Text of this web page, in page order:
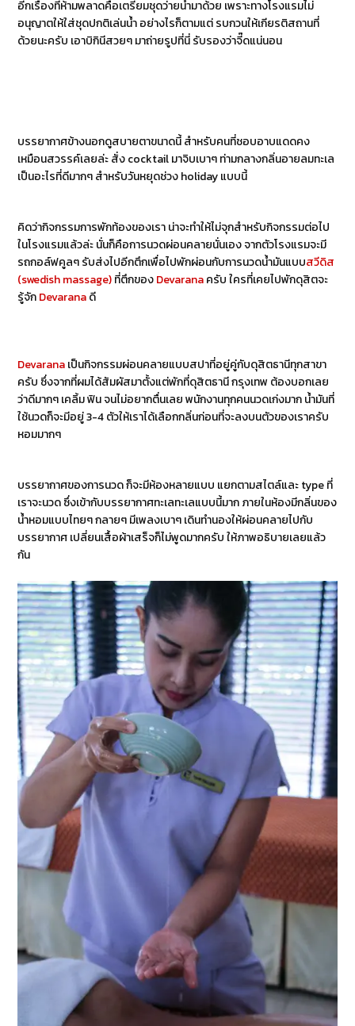
อีกเรื่องที่ห้ามพลาดคือเตรียมชุดว่ายน้ำมาด้วย เพราะทางโรงแรมไม่
อนุญาตให้ใส่ชุดปกติเล่นน้ำ อย่างไรก็ตามแต่ รบกวนให้เกียรติสถานที่
ด้วยนะครับ เอาบิกินีสวยๆ มาถ่ายรูปที่นี่ รับรองว่าจี๊ดแน่นอน
บรรยากาศข้างนอกดูสบายตาขนาดนี้ สำหรับคนที่ชอบอาบแดดคง
เหมือนสวรรค์เลยล่ะ สั่ง cocktail มาจิบเบาๆ ท่ามกลางกลิ่นอายลมทะเล
เป็นอะไรที่ดีมากๆ สำหรับวันหยุดช่วง holiday แบบนี้
คิดว่ากิจกรรมการพักท้องของเรา น่าจะทำให้ไม่จุกสำหรับกิจกรรมต่อไป
ในโรงแรมแล้วล่ะ นั่นก็คือการนวดผ่อนคลายนั่นเอง จากตัวโรงแรมจะมี
รถกอล์ฟคูลๆ รับส่งไปอีกตึกเพื่อไปพักผ่อนกับการนวดน้ำมันแบบสวีดิส
(swedish massage)ที่ตึกของDevaranaครับ ใครที่เคยไปพักดุสิตจะ
รู้จักDevaranaดี
Devaranaเป็นกิจกรรมผ่อนคลายแบบสปาที่อยู่คู่กับดุสิตธานีทุกสาขา
ครับ ซึ่งจากที่ผมได้สัมผัสมาตั้งแต่พักที่ดุสิตธานี กรุงเทพ ต้องบอกเลย
ว่าดีมากๆ เคลิ้ม ฟิน จนไม่อยากตื่นเลย พนักงานทุกคนนวดเก่งมาก น้ำมันที่
ใช้นวดก็จะมีอยู่ 3-4 ตัวให้เราได้เลือกกลิ่นก่อนที่จะลงบนตัวของเราครับ
หอมมากๆ
บรรยากาศของการนวด ก็จะมีห้องหลายแบบ แยกตามสไตล์และ type ที่
เราจะนวด ซึ่งเข้ากับบรรยากาศทะเลทะเลแบบนี้มาก ภายในห้องมีกลิ่นของ
น้ำหอมแบบไทยๆ กลายๆ มีเพลงเบาๆ เดินทำนองให้ผ่อนคลายไปกับ
บรรยากาศ เปลี่ยนเสื้อผ้าเสร็จก็ไม่พูดมากครับ ให้ภาพอธิบายเลยแล้ว
กัน